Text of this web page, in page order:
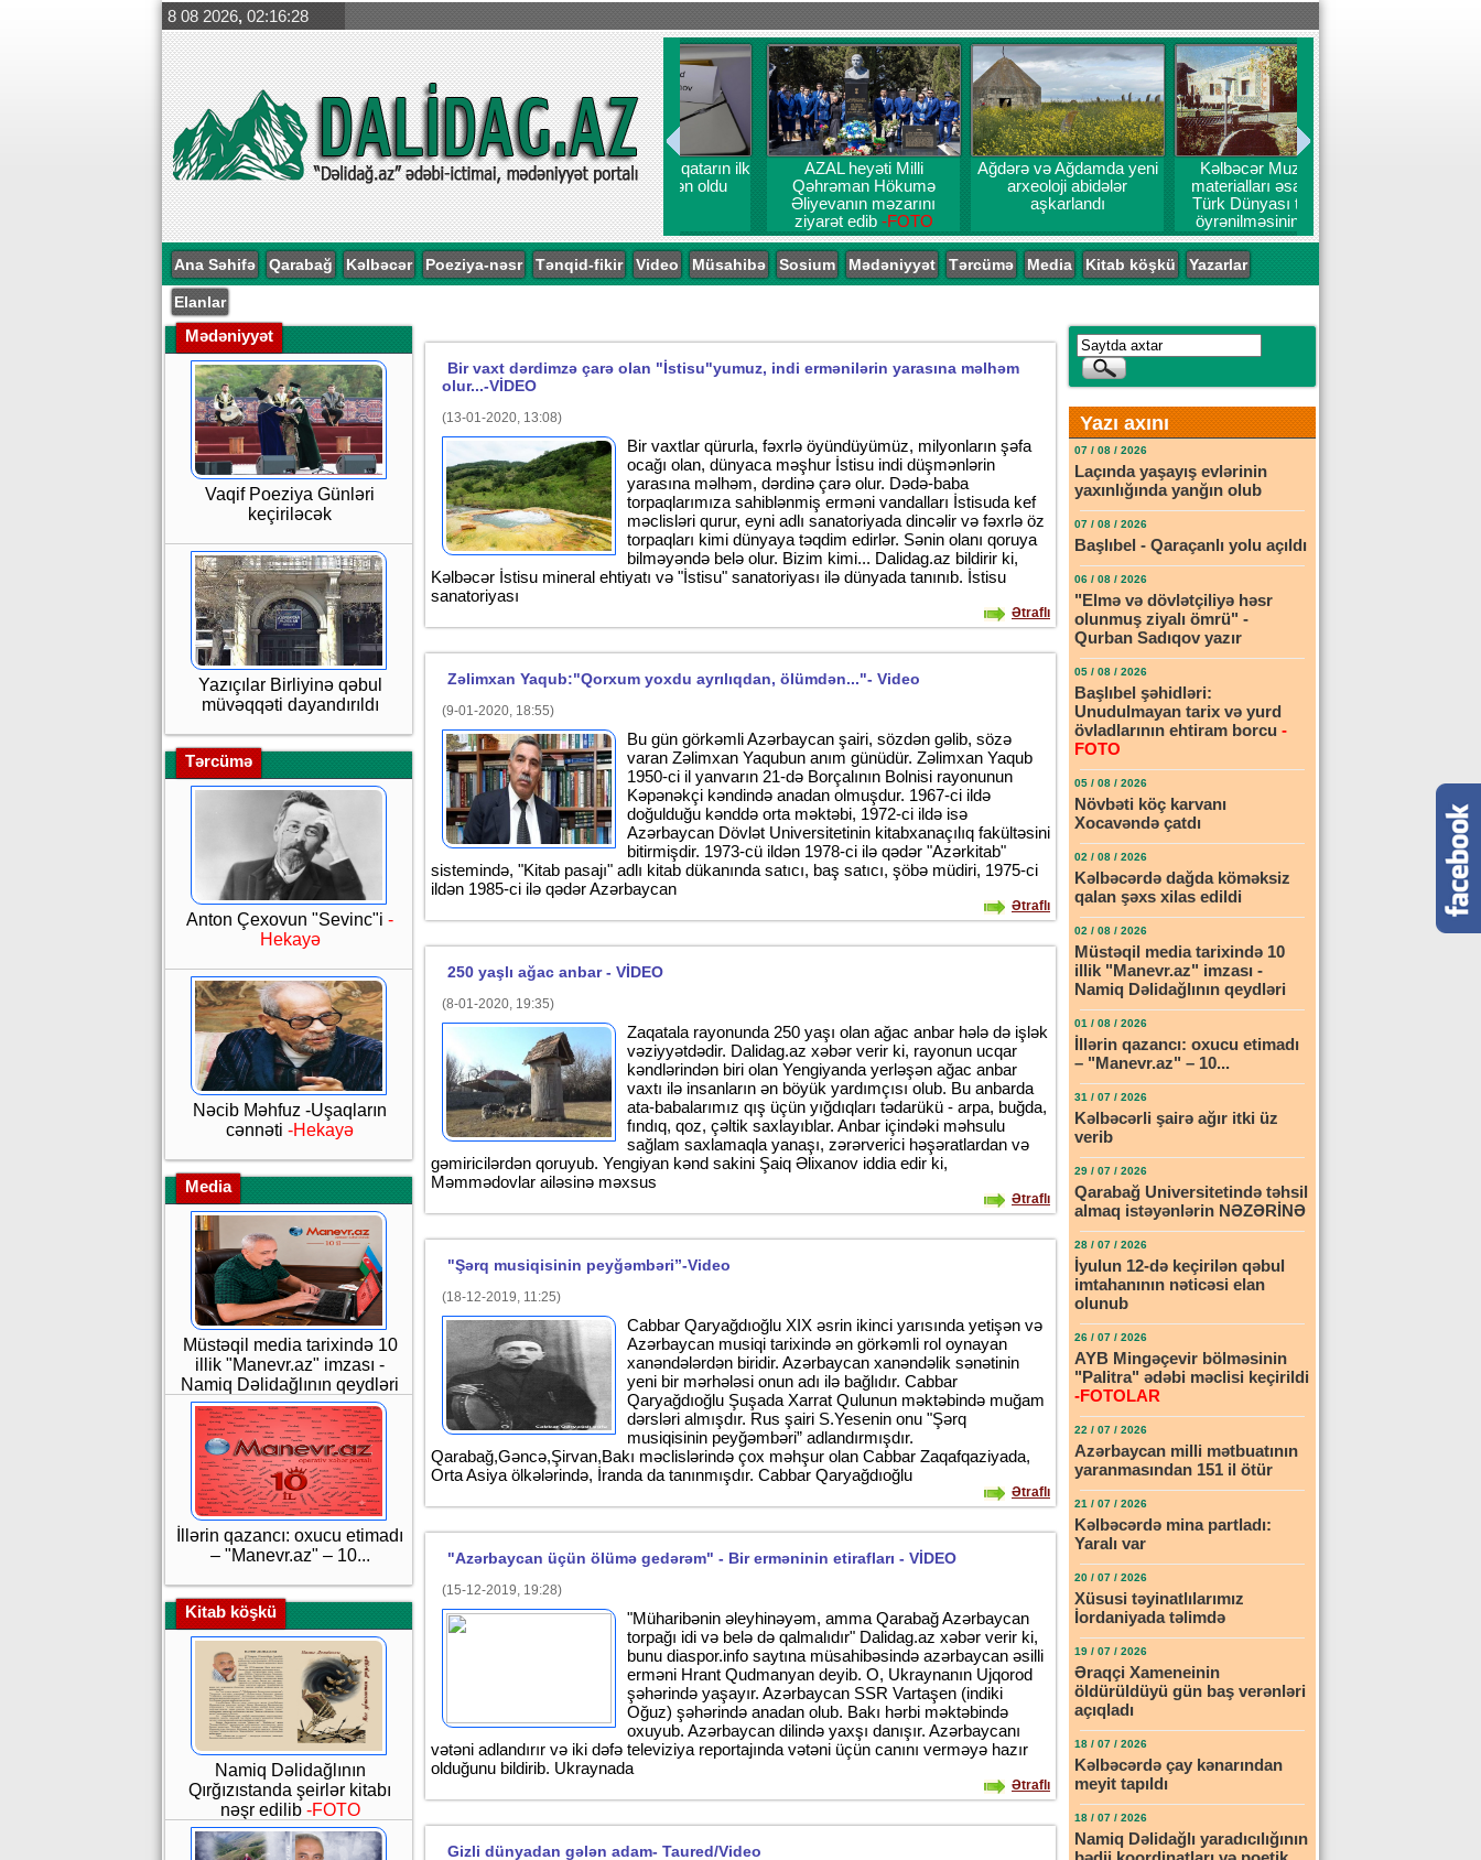
8 08 2026, 02:16:29
AZAL heyəti Milli
Qəhrəman Hökumə
Əliyevanın məzarını
ziyarət edib-FOTO
Ağdərə və Ağdamda yeni
arxeoloji abidələr
Kəlbəcər Muzeyinin
materialları əsasında -
Türk Dünyası tarixinin
öyrənilməsinin aktual
problemləri
Ana Səhifə Qarabağ Kəlbəcər Poeziya-nəsr Tənqid-fikir Video Müsahibə Sosium Mədəniyyət Tərcümə Media Kitab köşkü Yazarlar
Elanlar
Mədəniyyət
Vaqif Poeziya Günləri
keçiriləcək
Yazıçılar Birliyinə qəbul
müvəqqəti dayandırıldı
Tərcümə
Anton Çexovun "Sevinc"i -
Hekayə
Nəcib Məhfuz -Uşaqların
cənnəti -Hekayə
Media
Müstəqil media tarixində 10
illik "Manevr.az" imzası -
Namiq Dəlidağlının qeydləri
İllərin qazancı: oxucu etimadı
– "Manevr.az" – 10...
Kitab köşkü
Namiq Dəlidağlının
Qırğızıstanda şeirlər kitabı
nəşr edilib -FOTO
Bir vaxt dərdimzə çarə olan "İstisu"yumuz, indi ermənilərin yarasına məlhəm
olur...-VİDEO
(13-01-2020, 13:08)
Bir vaxtlar qürurla, fəxrlə öyündüyümüz, milyonların şəfa
ocağı olan, dünyaca məşhur İstisu indi düşmənlərin
yarasına məlhəm, dərdinə çarə olur. Dədə-baba
torpaqlarımıza sahiblənmiş erməni vandalları İstisuda kef
məclisləri qurur, eyni adlı sanatoriyada dincəlir və fəxrlə öz
torpaqları kimi dünyaya təqdim edirlər. Sənin olanı qoruya
bilməyəndə belə olur. Bizim kimi... Dalidag.az bildirir ki,
Kəlbəcər İstisu mineral ehtiyatı və "İstisu" sanatoriyası ilə dünyada tanınıb. İstisu
sanatoriyası
Ətraflı
Zəlimxan Yaqub:"Qorxum yoxdu ayrılıqdan, ölümdən..."- Video
(9-01-2020, 18:55)
Bu gün görkəmli Azərbaycan şairi, sözdən gəlib, sözə
varan Zəlimxan Yaqubun anım günüdür. Zəlimxan Yaqub
1950-ci il yanvarın 21-də Borçalının Bolnisi rayonunun
Kəpənəkçi kəndində anadan olmuşdur. 1967-ci ildə
doğulduğu kənddə orta məktəbi, 1972-ci ildə isə
Azərbaycan Dövlət Universitetinin kitabxanaçılıq fakültəsini
bitirmişdir. 1973-cü ildən 1978-ci ilə qədər "Azərkitab"
sistemində, "Kitab pasajı" adlı kitab dükanında satıcı, baş satıcı, şöbə müdiri, 1975-ci
ildən 1985-ci ilə qədər Azərbaycan
Ətraflı
250 yaşlı ağac anbar - VİDEO
(8-01-2020, 19:35)
Zaqatala rayonunda 250 yaşı olan ağac anbar hələ də işlək
vəziyyətdədir. Dalidag.az xəbər verir ki, rayonun ucqar
kəndlərindən biri olan Yengiyanda yerləşən ağac anbar
vaxtı ilə insanların ən böyük yardımçısı olub. Bu anbarda
ata-babalarımız qış üçün yığdıqları tədarükü - arpa, buğda,
fındıq, qoz, çəltik saxlayıblar. Anbar içindəki məhsulu
sağlam saxlamaqla yanaşı, zərərverici həşəratlardan və
gəmiricilərdən qoruyub. Yengiyan kənd sakini Şaiq Əlixanov iddia edir ki,
Məmmədovlar ailəsinə məxsus
Ətraflı
"Şərq musiqisinin peyğəmbəri”-Video
(18-12-2019, 11:25)
Cabbar Qaryağdıoğlu XIX əsrin ikinci yarısında yetişən və
Azərbaycan musiqi tarixində ən görkəmli rol oynayan
xanəndələrdən biridir. Azərbaycan xanəndəlik sənətinin
yeni bir mərhələsi onun adı ilə bağlıdır. Cabbar
Qaryağdıoğlu Şuşada Xarrat Qulunun məktəbində muğam
dərsləri almışdır. Rus şairi S.Yesenin onu "Şərq
musiqisinin peyğəmbəri” adlandırmışdır.
Qarabağ,Gəncə,Şirvan,Bakı məclislərində çox məhşur olan Cabbar Zaqafqaziyada,
Orta Asiya ölkələrində, İranda da tanınmışdır. Cabbar Qaryağdıoğlu
Ətraflı
"Azərbaycan üçün ölümə gedərəm" - Bir erməninin etirafları - VİDEO
(15-12-2019, 19:28)
"Müharibənin əleyhinəyəm, amma Qarabağ Azərbaycan
torpağı idi və belə də qalmalıdır" Dalidag.az xəbər verir ki,
bunu diaspor.info saytına müsahibəsində azərbaycan əsilli
erməni Hrant Qudmanyan deyib. O, Ukraynanın Ujqorod
şəhərində yaşayır. Azərbaycan SSR Vartaşen (indiki
Oğuz) şəhərində anadan olub. Bakı hərbi məktəbində
oxuyub. Azərbaycan dilində yaxşı danışır. Azərbaycanı
vətəni adlandırır və iki dəfə televiziya reportajında vətəni üçün canını verməyə hazır
olduğunu bildirib. Ukraynada
Ətraflı
Gizli dünyadan gələn adam- Taured/Video
Yazı axını
07 / 08 / 2026
Laçında yaşayış evlərinin
yaxınlığında yanğın olub
07 / 08 / 2026
Başlıbel - Qaraçanlı yolu açıldı
06 / 08 / 2026
"Elmə və dövlətçiliyə həsr
olunmuş ziyalı ömrü" -
Qurban Sadıqov yazır
05 / 08 / 2026
Başlıbel şəhidləri:
Unudulmayan tarix və yurd
övladlarının ehtiram borcu -
FOTO
05 / 08 / 2026
Növbəti köç karvanı
Xocavəndə çatdı
02 / 08 / 2026
Kəlbəcərdə dağda köməksiz
qalan şəxs xilas edildi
02 / 08 / 2026
Müstəqil media tarixində 10
illik "Manevr.az" imzası -
Namiq Dəlidağlının qeydləri
01 / 08 / 2026
İllərin qazancı: oxucu etimadı
– "Manevr.az" – 10...
31 / 07 / 2026
Kəlbəcərli şairə ağır itki üz
verib
29 / 07 / 2026
Qarabağ Universitetində təhsil
almaq istəyənlərin NƏZƏRİNƏ
28 / 07 / 2026
İyulun 12-də keçirilən qəbul
imtahanının nəticəsi elan
olunub
26 / 07 / 2026
AYB Mingəçevir bölməsinin
"Palitra" ədəbi məclisi keçirildi
-FOTOLAR
22 / 07 / 2026
Azərbaycan milli mətbuatının
yaranmasından 151 il ötür
21 / 07 / 2026
Kəlbəcərdə mina partladı:
Yaralı var
20 / 07 / 2026
Xüsusi təyinatlılarımız
İordaniyada təlimdə
19 / 07 / 2026
Əraqçi Xameneinin
öldürüldüyü gün baş verənləri
açıqladı
18 / 07 / 2026
Kəlbəcərdə çay kənarından
meyit tapıldı
18 / 07 / 2026
Namiq Dəlidağlı yaradıcılığının